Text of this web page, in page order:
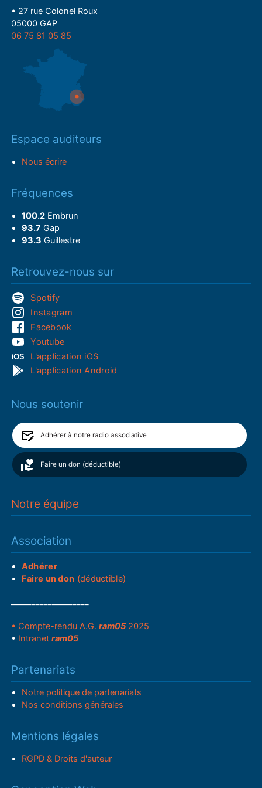
• 27 rue Colonel Roux
05000 GAP
06 75 81 05 85
Espace auditeurs
Nous écrire
Fréquences
100.2Embrun
93.7 Gap
93.3 Guillestre
Retrouvez-nous sur
Spotify
Instagram
Facebook
Youtube
L'application iOS
L'application Android
Nous soutenir
Adhérer à notre radio associative
Faire un don (déductible)
Notre équipe
Association
Adhérer
Faire un don (déductible)
• Compte-rendu A.G.ram05 2025
• Intranetram05
Partenariats
Notre politique de partenariats
Nos conditions générales
Mentions légales
RGPD & Droits d'auteur